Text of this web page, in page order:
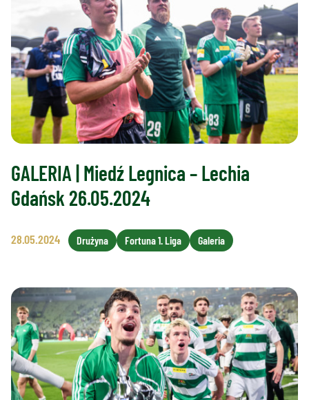
GALERIA | Miedź Legnica – Lechia
Gdańsk 26.05.2024
28.05.2024 Drużyna Fortuna 1. Liga Galeria